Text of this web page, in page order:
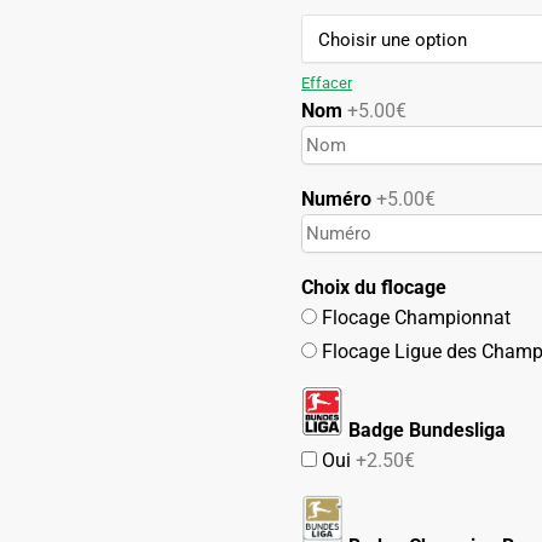
94.90€.49.90€.
Effacer
Nom +5.00€
Numéro+5.00€
Choix du flocage
Flocage Championnat
Flocage Ligue des
Badge Bundesliga
Oui+2.50€